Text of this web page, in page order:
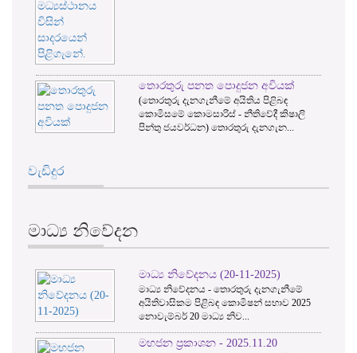
වැඩිදුර
මාධ්‍ය නිවේදන
නොවැම්බර් 20 මාධ්‍ය නිව...
මහජන ප්‍රකාශන - 2025.11.20
මහජන ප්‍රකාශන - තොරතුරු දැනගැනීමේ
අයිතිවාසිකම පිළිබඳ කොමිෂන් සභාව 2025
නොවැම්බර් 20 මාධ්‍ය නිවේ...